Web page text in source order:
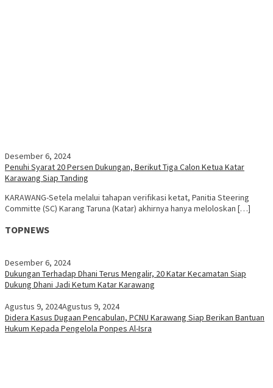
Desember 6, 2024
Penuhi Syarat 20 Persen Dukungan, Berikut Tiga Calon Ketua Katar
Karawang Siap Tanding
KARAWANG-Setela melalui tahapan verifikasi ketat, Panitia Steering
Committe (SC) Karang Taruna (Katar) akhirnya hanya meloloskan […]
TOPNEWS
Desember 6, 2024
Dukungan Terhadap Dhani Terus Mengalir, 20 Katar Kecamatan Siap
Dukung Dhani Jadi Ketum Katar Karawang
Agustus 9, 2024Agustus 9, 2024
Didera Kasus Dugaan Pencabulan, PCNU Karawang Siap Berikan Bantuan
Hukum Kepada Pengelola Ponpes Al-Isra